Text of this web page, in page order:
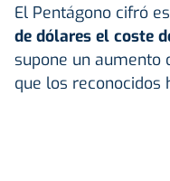
El Pentágono cifró
de dólares el coste
supone un
que los reconocidos